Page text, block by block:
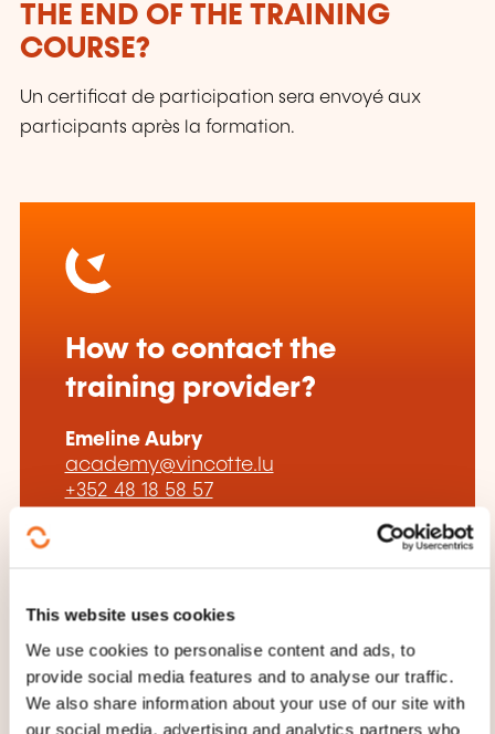
This website uses cookies
We use cookies to personalise content and ads, to
provide social media features and to analyse our traffic.
We also share information about your use of our site with
our social media, advertising and analytics partners who
THE END OF THE TRAINING
COURSE?
Un certificat de participation sera envoyé aux
participants après la formation.
How to contact the
training provider?
Emeline Aubry
academy@vincotte.lu
+352 48 18 58 57